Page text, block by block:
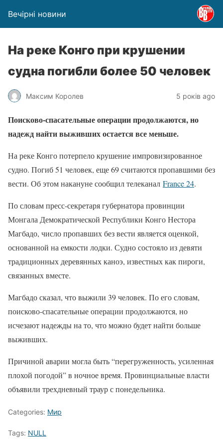
Вечірні новини
На реке Конго при крушении
судна погибли более 50 человек
Максим Королев 5 років ago
Поисково-спасательные операции продолжаются, но
надежд найти выживших остается все меньше.
На реке Конго потерпело крушение импровизированное
судно. Погиб 51 человек, еще 69 считаются пропавшими без
вести. Об этом накануне сообщил телеканал France 24.
По словам пресс-секретаря губернатора провинции
Монгала Демократической Республики Конго Нестора
Магбадо, число пропавших без вести является оценкой,
основанной на емкости лодки. Судно состояло из девяти
традиционных деревянных каноэ, известных как пироги,
связанных вместе.
Магбадо сказал, что выжили 39 человек. По его словам,
поисково-спасательные операции продолжаются, но
исчезают надежды на то, что можно будет найти больше
выживших.
Причиной аварии могла быть “перегруженность, усиленная
плохой погодой” в ночное время. Провинциальные власти
объявили трехдневный траур с понедельника.
Categories: Мир
Tags: NULL